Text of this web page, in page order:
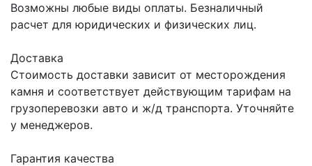
Возможны любые виды оплаты. Безналичный
расчет для юридических и физических лиц.
Доставка
Стоимость доставки зависит от месторождения
камня и соответствует действующим тарифам на
грузоперевозки авто и ж/д транспорта. Уточняйте
у менеджеров.
Гарантия качества